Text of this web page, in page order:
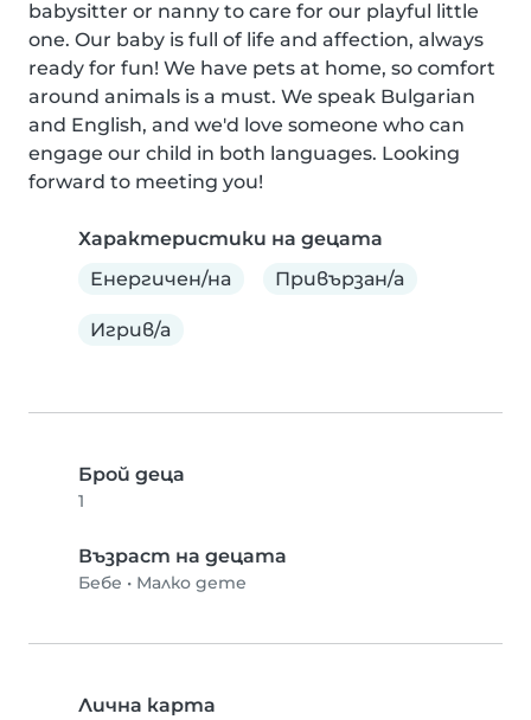
babysitter or nanny to care for our playful little
one. Our baby is full of life and affection, always
ready for fun! We have pets at home, so comfort
around animals is a must. We speak Bulgarian
and English, and we'd love someone who can
engage our child in both languages. Looking
forward to meeting you!
Характеристики на децата
Енергичен/на
Привързан/а
Игрив/а
Брой деца
1
Възраст на децата
Бебе • Малко дете
Лична карта